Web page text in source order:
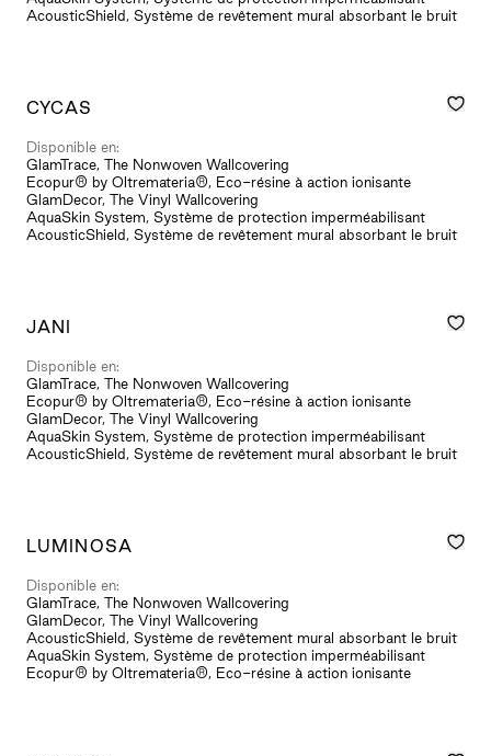
AcousticShield, Système de revêtement mural absorbant le bruit
CYCAS
Disponible en:
GlamTrace, The Nonwoven Wallcovering
Ecopur® by Oltremateria®, Eco-résine à action ionisante
GlamDecor, The Vinyl Wallcovering
AquaSkin System, Système de protection imperméabilisant
AcousticShield, Système de revêtement mural absorbant le bruit
JANI
Disponible en:
GlamTrace, The Nonwoven Wallcovering
Ecopur® by Oltremateria®, Eco-résine à action ionisante
GlamDecor, The Vinyl Wallcovering
AquaSkin System, Système de protection imperméabilisant
AcousticShield, Système de revêtement mural absorbant le bruit
LUMINOSA
Disponible en:
GlamTrace, The Nonwoven Wallcovering
GlamDecor, The Vinyl Wallcovering
AcousticShield, Système de revêtement mural absorbant le bruit
AquaSkin System, Système de protection imperméabilisant
Ecopur® by Oltremateria®, Eco-résine à action ionisante